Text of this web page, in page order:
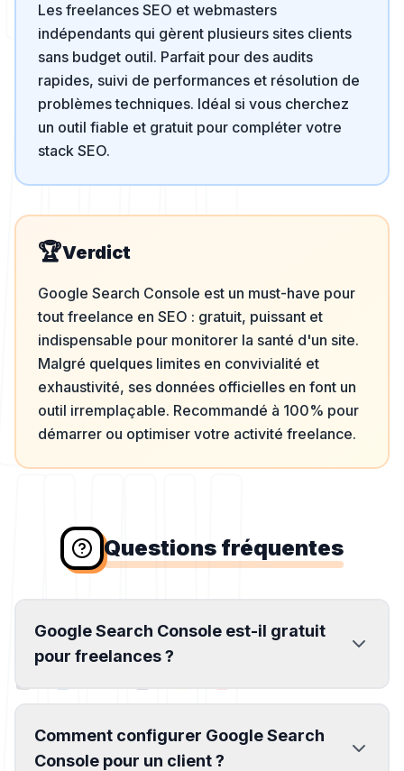
Les freelances SEO et webmasters
indépendants qui gèrent plusieurs sites clients
sans budget outil. Parfait pour des audits
rapides, suivi de performances et résolution de
problèmes techniques. Idéal si vous cherchez
un outil fiable et gratuit pour compléter votre
stack SEO.
🏆Verdict
Google Search Console est un must-have pour
tout freelance en SEO : gratuit, puissant et
indispensable pour monitorer la santé d'un site.
Malgré quelques limites en convivialité et
exhaustivité, ses données officielles en font un
outil irremplaçable. Recommandé à 100% pour
démarrer ou optimiser votre activité freelance.
Questions fréquentes
Google Search Console est-il gratuit
pour freelances ?
Comment configurer Google Search
Console pour un client ?